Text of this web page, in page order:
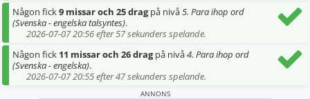
Någon fick9 missar och 25 dragpå nivå5. Para ihop ord
(Svenska - engelska talsyntes).
2026-07-07 20:56 efter 57 sekunders spelande.
Någon fick 11 missar och 26 dragpå nivå4. Para ihop ord
(Svenska - engelska).
2026-07-07 20:55 efter 47 sekunders spelande.
ANNONS